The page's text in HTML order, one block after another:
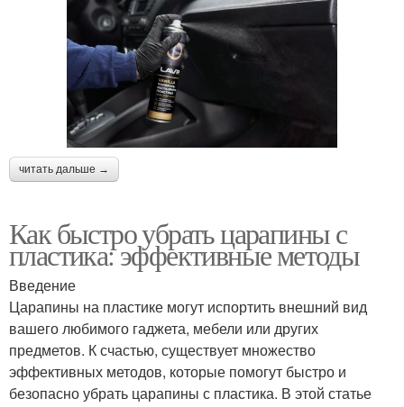
читать дальше →
Как быстро убрать царапины с
пластика: эффективные методы
Введение
Царапины на пластике могут испортить внешний вид
вашего любимого гаджета, мебели или других
предметов. К счастью, существует множество
эффективных методов, которые помогут быстро и
безопасно убрать царапины с пластика. В этой статье